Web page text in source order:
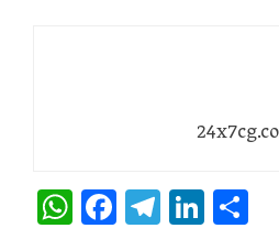
WhatsApp
Facebook
Telegram